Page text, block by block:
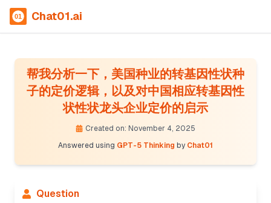
Chat01.ai
帮我分析一下，美国种业的转基因性状种
子的定价逻辑，以及对中国相应转基因性
状性状龙头企业定价的启示
Created on: November 4, 2025
Answered using GPT-5 Thinking by Chat01
Question
Crafting analysis for China
I need to focus on Chinese leaders like DBN, China
implications for agriculture. I'll base the analysis
ranges.